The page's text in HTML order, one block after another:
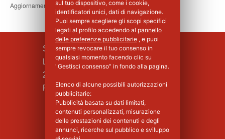
Aggiornamento Livello III
di Gruppo B e C – 1°Giorno
SILPA S.R.L.
Largo F.lli Cervi, 8
20090 Vimodrone (MI)
Piva : 02339750966 - MI 1427008
sul tuo dispositivo, come i cookie,
identificatori unici, dati di navigazione.
Puoi sempre scegliere gli scopi specifici
legati al profilo accedendo al pannello
delle preferenze pubblicitarie, e puoi
sempre revocare il tuo consenso in
qualsiasi momento facendo clic su
"Gestisci consenso" in fondo alla pagina.
Elenco di alcune possibili autorizzazioni
pubblicitarie:
Pubblicità basata su dati limitati,
contenuti personalizzati, misurazione
delle prestazioni dei contenuti e degli
annunci, ricerche sul pubblico e sviluppo